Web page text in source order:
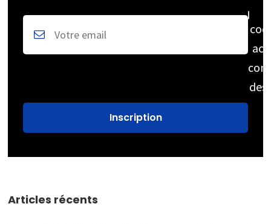
des
Articles récents